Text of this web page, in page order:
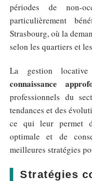
périodes de non-
particulièrement
Strasbourg, où la
selon les quartiers et
La gestion
connaissance
professionnels du
tendances et des
ce qui leur permet
optimale et de
meilleures stratégies
Stratégies